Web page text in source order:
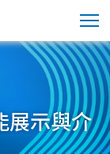
展示與介